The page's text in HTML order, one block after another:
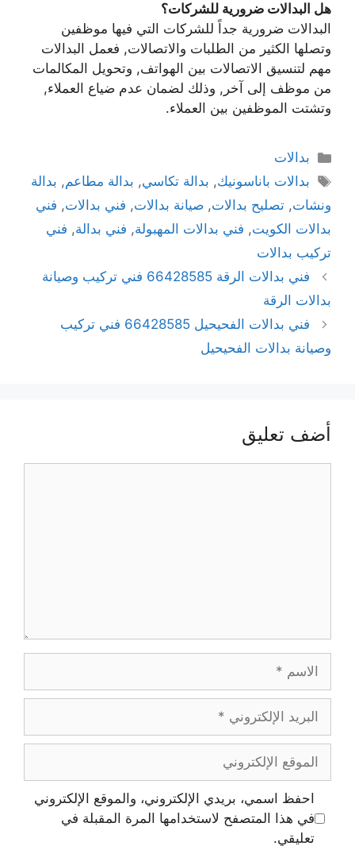
هل البدالات ضرورية للشركات؟
البدالات ضرورية جداً للشركات التي فيها موظفين
وتصلها الكثير من الطلبات والاتصالات, فعمل البدالات
مهم لتنسيق الاتصالات بين الهواتف, وتحويل المكالمات
من موظف إلى آخر, وذلك لضمان عدم ضياع العملاء,
وتشتت الموظفين بين العملاء.
بدالات
بدالات باناسونيك, بدالة تكاسي, بدالة مطاعم, بدالة
ونشات, تصليح بدالات, صيانة بدالات, فني بدالات, فني
بدالات الكويت, فني بدالات المهبولة, فني بدالة, فني
تركيب بدالات
فني بدالات الرقة 66428585 فني تركيب وصيانة
بدالات الرقة
فني بدالات الفحيحيل 66428585 فني تركيب
وصيانة بدالات الفحيحيل
أضف تعليق
احفظ اسمي، بريدي الإلكتروني، والموقع الإلكتروني
في هذا المتصفح لاستخدامها المرة المقبلة في
تعليقي.